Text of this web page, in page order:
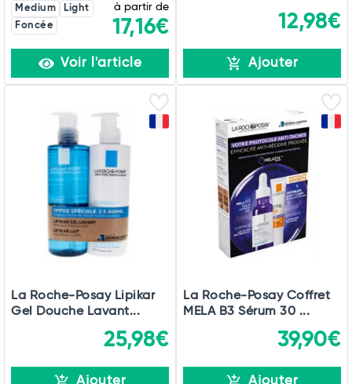
Medium
Light
Foncée
à partir de
17,16€
Voir l'article
12,98€
Ajouter
La Roche-Posay Lipikar
Gel Douche Lavant...
25,98€
La Roche-Posay Coffret
MELA B3 Sérum 30 ...
39,90€